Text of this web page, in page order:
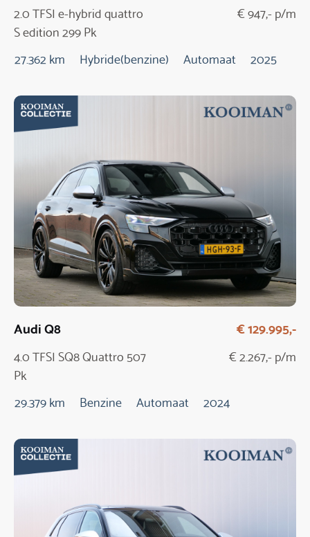
2.0 TFSI e-hybrid quattro
S edition 299 Pk
Automaat / NIEUW
MODEL
€ 947,- p/m
27.362 km Hybride(benzine) Automaat 2025
Audi Q8
4.0 TFSI SQ8 Quattro 507
Pk
€ 129.995,-
€ 2.267,- p/m
29.379 km Benzine Automaat 2024